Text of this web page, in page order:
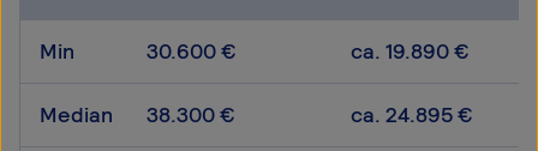
Min 30.600 € ca. 19.890 €
Median 38.300 € ca. 24.895 €